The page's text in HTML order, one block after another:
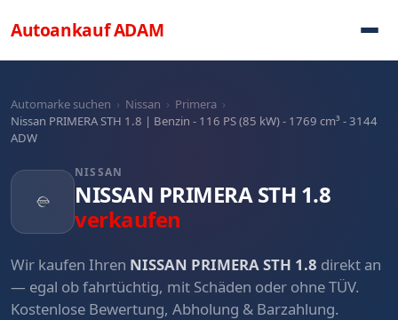
AutoankaufADAM
Automarke suchen › Nissan › Primera ›
Nissan PRIMERA STH 1.8 | Benzin - 116 PS (85 kW) - 1769 cm³ - 3144
ADW
NISSAN
NISSAN PRIMERA STH 1.8
verkaufen
Wir kaufen Ihren NISSAN PRIMERA STH 1.8 direkt an
— egal ob fahrtüchtig, mit Schäden oder ohne TÜV.
Kostenlose Bewertung, Abholung & Barzahlung.